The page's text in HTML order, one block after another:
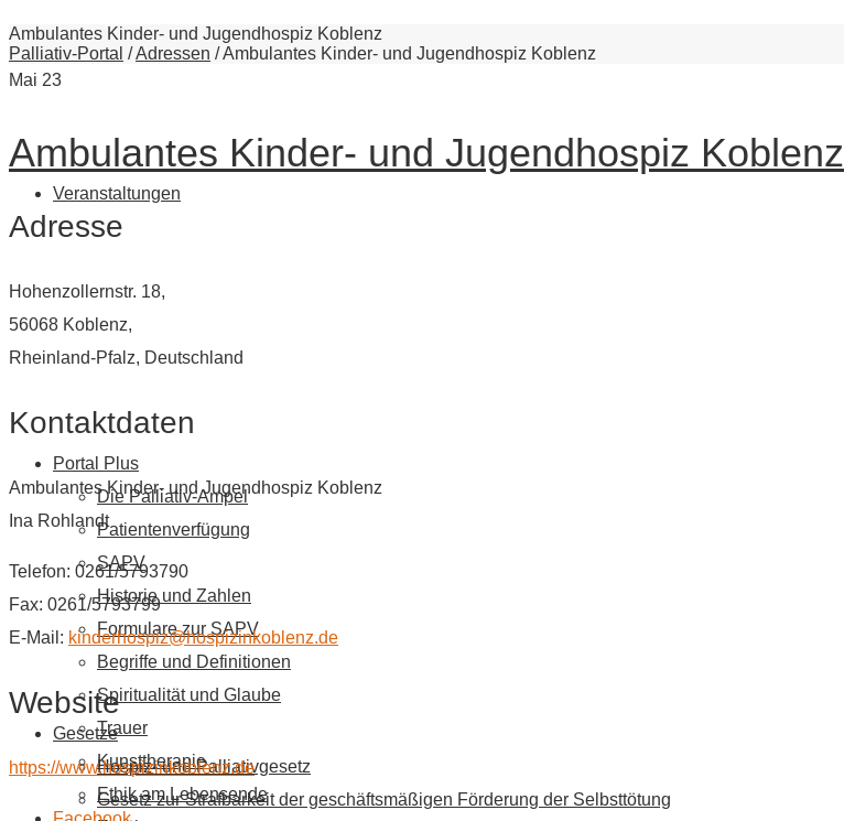
Veranstaltungen
Portal Plus
Die Palliativ-Ampel
Patientenverfügung
SAPV
Historie und Zahlen
Formulare zur SAPV
Begriffe und Definitionen
Spiritualität und Glaube
Trauer
Kunsttherapie
Ethik am Lebensende
Gesetze
Hospiz- und Palliativgesetz
Gesetz zur Strafbarkeit der geschäftsmäßigen Förderung der Selbsttötung
Ambulantes Kinder- und Jugendhospiz Koblenz
Palliativ-Portal /Adressen /Ambulantes Kinder- und Jugendhospiz Koblenz
Mai 23
Ambulantes Kinder- und Jugendhospiz Koblenz
Adresse
Hohenzollernstr. 18,
56068 Koblenz,
Rheinland-Pfalz, Deutschland
Kontaktdaten
Ambulantes Kinder- und Jugendhospiz Koblenz
Ina Rohlandt
Telefon: 0261/5793790
Fax: 0261/5793799
E-Mail: kinderhospiz@hospizinkoblenz.de
Website
https://www.hospizinkoblenz.de